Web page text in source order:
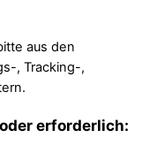
aus den
, Tracking-,
erforderlich: